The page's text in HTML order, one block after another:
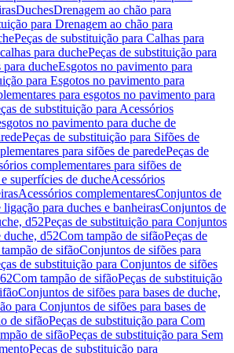
DuchesDrenagem ao chão para
para Drenagem ao chão para
Peças de substituição para Calhas para
para duchePeças de substituição para
para ducheEsgotos no pavimento para
para Esgotos no pavimento para
para esgotos no pavimento para
de substituição para Acessórios
no pavimento para duche de
Peças de substituição para Sifões de
para sifões de paredePeças de
complementares para sifões de
superfícies de ducheAcessórios
Acessórios complementaresConjuntos de
ligação para duches e banheirasConjuntos de
d52Peças de substituição para Conjuntos
duche, d52Com tampão de sifãoPeças de
de sifãoConjuntos de sifões para
de substituição para Conjuntos de sifões
Com tampão de sifãoPeças de substituição
Conjuntos de sifões para bases de duche,
para Conjuntos de sifões para bases de
de sifãoPeças de substituição para Com
de sifãoPeças de substituição para Sem
Peças de substituição para